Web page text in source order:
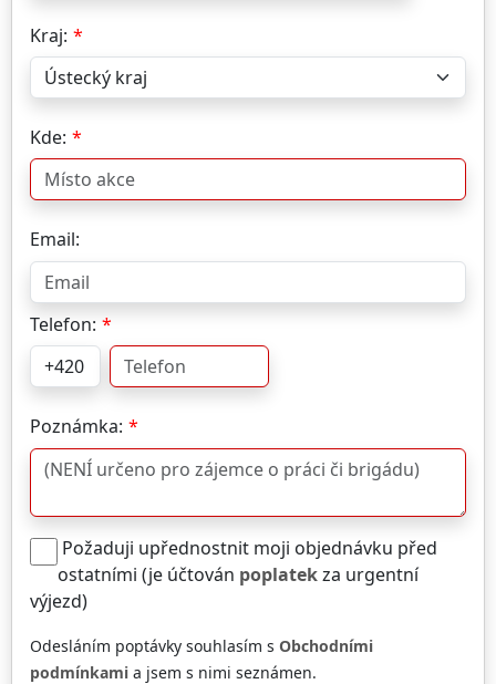
Kraj:
Kde:
Email:
Telefon:
Poznámka:
Požaduji upřednostnit moji objednávku před
ostatními (je účtován poplatekza urgentní
výjezd)
Odesláním poptávky souhlasím s Obchodními
podmínkami a jsem s nimi seznámen.